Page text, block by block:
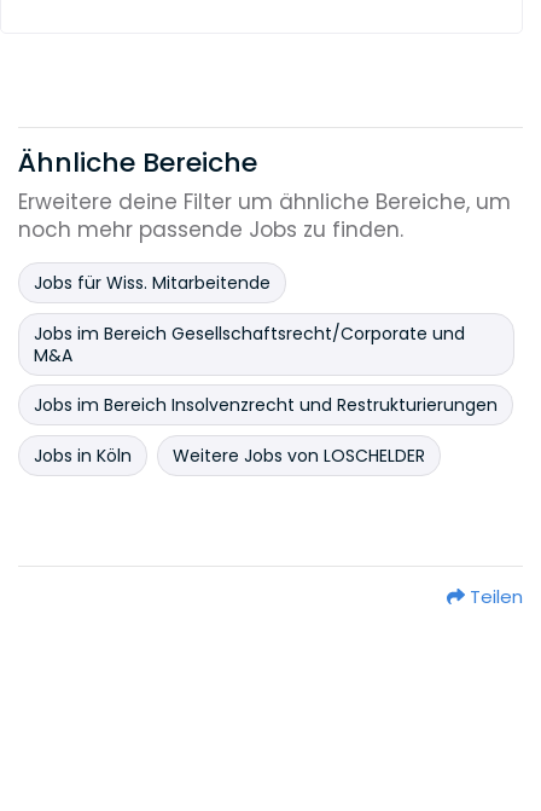
Ähnliche Bereiche
Erweitere deine Filter um ähnliche Bereiche, um
noch mehr passende Jobs zu finden.
Jobs für Wiss. Mitarbeitende
Jobs im Bereich Gesellschaftsrecht/Corporate und
M&A
Jobs im Bereich Insolvenzrecht und Restrukturierungen
Jobs in Köln Weitere Jobs von LOSCHELDER
Teilen